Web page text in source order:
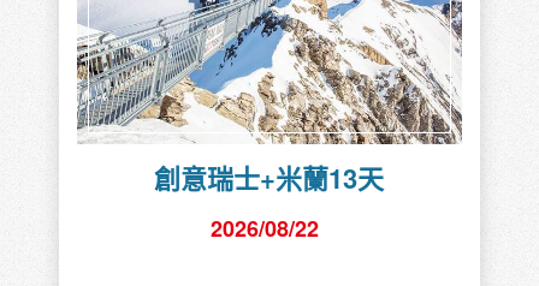
創意瑞士+米蘭13天
2026/08/22